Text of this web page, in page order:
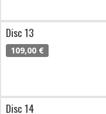
Disc 13
109,00 €
Disc 14